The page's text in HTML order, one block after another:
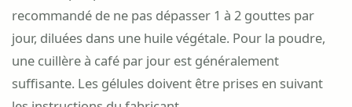
recommandé de ne pas dépasser 1 à 2 gouttes par
jour, diluées dans une huile végétale. Pour la poudre,
une cuillère à café par jour est généralement
suffisante. Les gélules doivent être prises en suivant